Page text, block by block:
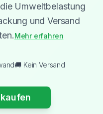
Umweltbelastung
und Versand
Mehr erfahren
🚚 Kein Versand